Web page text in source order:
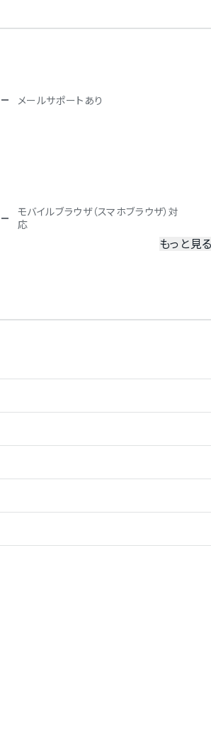
メールサポートあり
モバイルブラウザ（スマホブラウザ）対
応
ノルウェー語
ブルガリア語
もっと見